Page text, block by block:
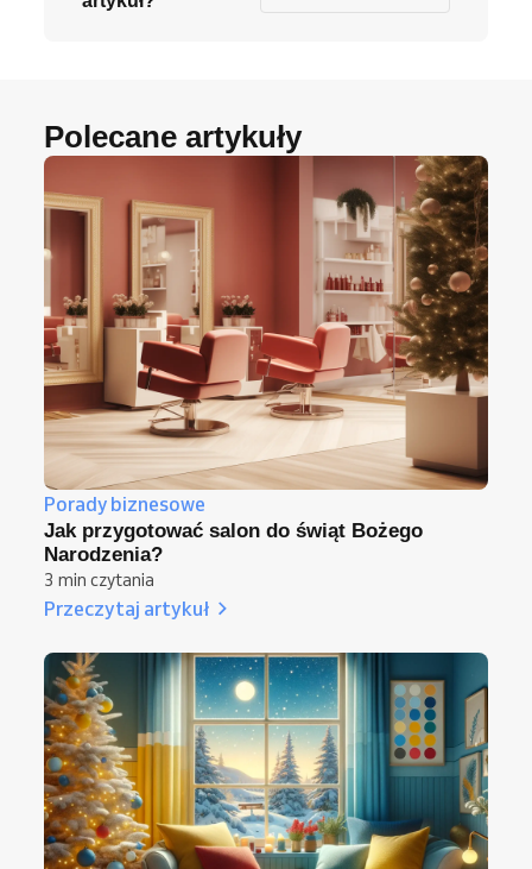
Polecane artykuły
Porady biznesowe
Jak przygotować salon do świąt Bożego
Narodzenia?
3 min czytania
Przeczytaj artykuł